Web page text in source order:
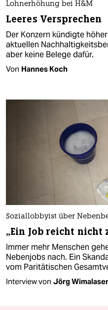
Lohnerhöhung bei H&M
Leeres Versprechen
Der Konzern kündigte
aktuellen
aber keine Belege dafür.
Von Hannes Koch
Soziallobbyist über
„Ein Job reicht nicht
Immer mehr Menschen
Nebenjobs nach. Ein
vom Paritätischen
Interview von Jörg